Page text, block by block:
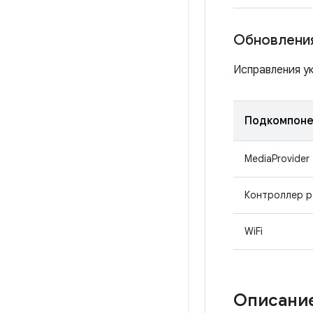
Исправления
MediaProvider
Контроллер
WiFi